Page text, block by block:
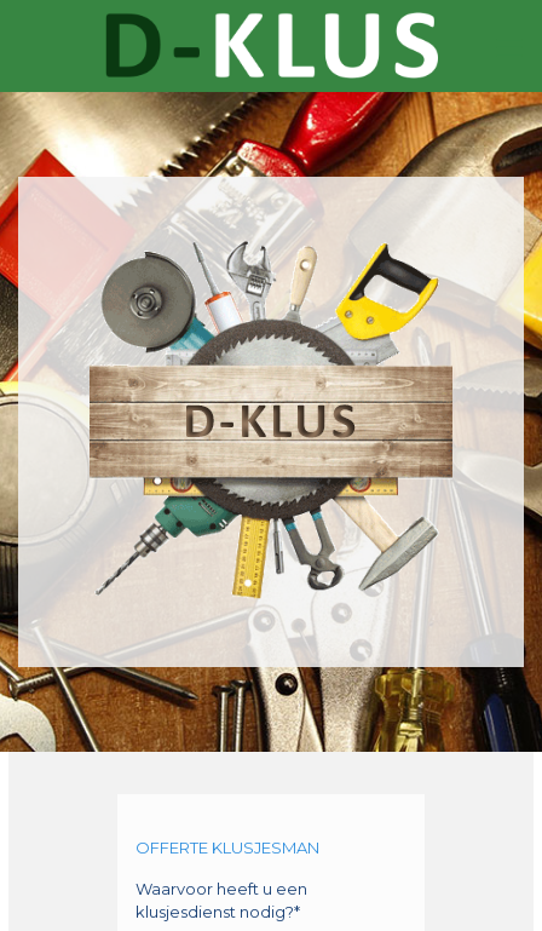
OFFERTE KLUSJESMAN
Waarvoor heeft u een
klusjesdienst nodig?*